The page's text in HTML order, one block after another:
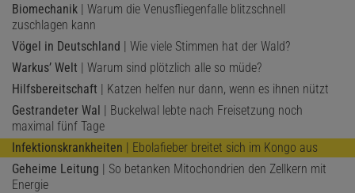
Biomechanik | Warum die Venusfliegenfalle blitzschnell
zuschlagen kann
Vögel in Deutschland | Wie viele Stimmen hat der Wald?
Warkus’ Welt | Warum sind plötzlich alle so müde?
Hilfsbereitschaft | Katzen helfen nur dann, wenn es ihnen nützt
Gestrandeter Wal | Buckelwal lebte nach Freisetzung noch
maximal fünf Tage
Infektionskrankheiten | Ebolafieber breitet sich im Kongo aus
Geheime Leitung | So betanken Mitochondrien den Zellkern mit
Energie